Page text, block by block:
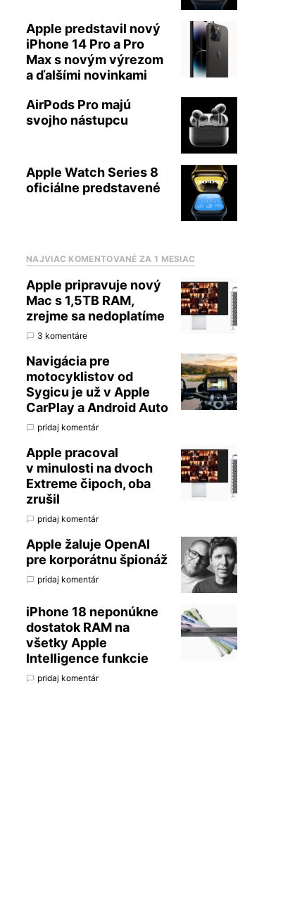
Apple predstavil nový
iPhone 14 Pro a Pro
Max s novým výrezom
a ďalšími novinkami
AirPods Pro majú
svojho nástupcu
Apple Watch Series 8
oficiálne predstavené
NAJVIAC KOMENTOVANÉ ZA 1 MESIAC
Apple pripravuje nový
Mac s 1,5TB RAM,
zrejme sa nedoplatíme
3 komentáre
Navigácia pre
motocyklistov od
Sygicu je už v Apple
CarPlay a Android Auto
pridaj komentár
Apple pracoval
v minulosti na dvoch
Extreme čipoch, oba
zrušil
pridaj komentár
Apple žaluje OpenAI
pre korporátnu špionáž
pridaj komentár
iPhone 18 neponúkne
dostatok RAM na
všetky Apple
Intelligence funkcie
pridaj komentár